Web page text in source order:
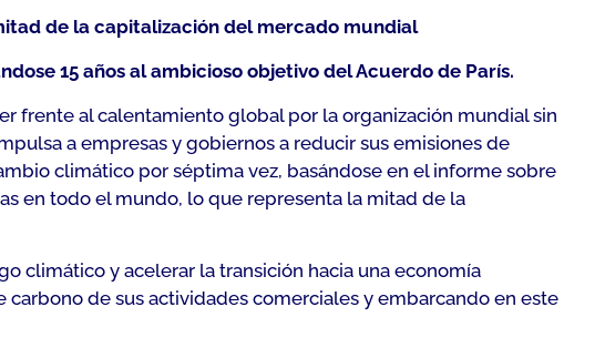
de la capitalización del mercado mundial
15 años al ambicioso objetivo del Acuerdo de París.
frente al calentamiento global por la organización mundial sin
a empresas y gobiernos a reducir sus emisiones de
climático por séptima vez, basándose en el informe sobre
en todo el mundo, lo que representa la mitad de la
climático y acelerar la transición hacia una economía
de sus actividades comerciales y embarcando en este